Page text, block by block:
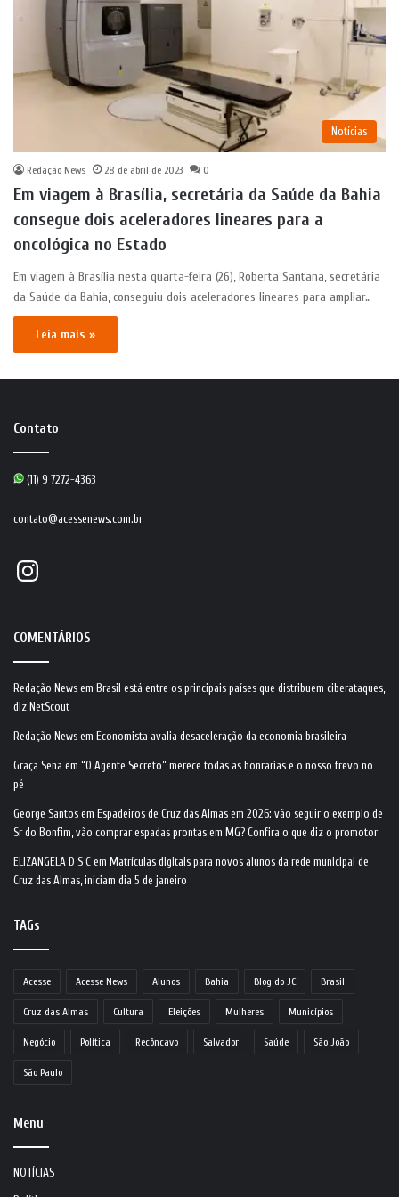
Notícias
Redação News 28 de abril de 2023 0
Em viagem à Brasília, secretária da Saúde da Bahia
consegue dois aceleradores lineares para a
oncológica no Estado
Em viagem à Brasília nesta quarta-feira (26), Roberta Santana, secretária
da Saúde da Bahia, conseguiu dois aceleradores lineares para ampliar…
Leia mais »
Contato
(11) 9 7272-4363
contato@acessenews.com.br
Instagram
COMENTÁRIOS
Redação News em Brasil está entre os principais países que distribuem ciberataques,
diz NetScout
Redação News em Economista avalia desaceleração da economia brasileira
Graça Sena em “O Agente Secreto” merece todas as honrarias e o nosso frevo no
pé
George Santos em Espadeiros de Cruz das Almas em 2026: vão seguir o exemplo de
Sr do Bonfim, vão comprar espadas prontas em MG? Confira o que diz o promotor
ELIZANGELA D S C em Matrículas digitais para novos alunos da rede municipal de
Cruz das Almas, iniciam dia 5 de janeiro
TAGs
Acesse Acesse News Alunos Bahia Blog do JC Brasil
Cruz das Almas Cultura Eleições Mulheres Municípios
Negócio Política Recôncavo Salvador Saúde São João
São Paulo
Menu
NOTÍCIAS